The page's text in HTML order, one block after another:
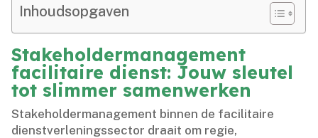
Inhoudsopgaven
Stakeholdermanagement
facilitaire dienst: Jouw sleutel
tot slimmer samenwerken
Stakeholdermanagement binnen de facilitaire
dienstverleningssector draait om regie,